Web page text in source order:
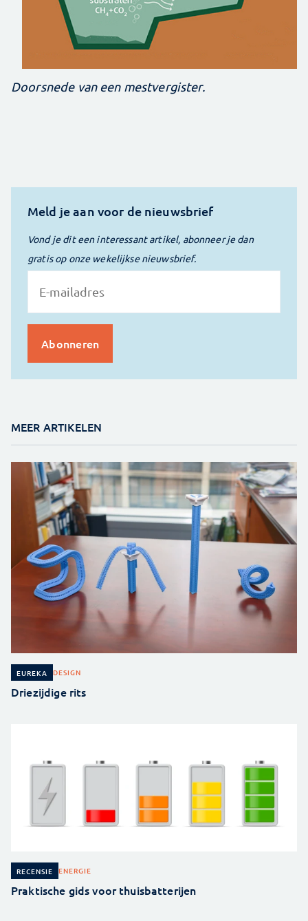
Doorsnede van een mestvergister.
Meld je aan voor de nieuwsbrief
Vond je dit een interessant artikel, abonneer je dan
gratis op onze wekelijkse nieuwsbrief.
MEER ARTIKELEN
EUREKA DESIGN
Driezijdige rits
RECENSIE ENERGIE
Praktische gids voor thuisbatterijen